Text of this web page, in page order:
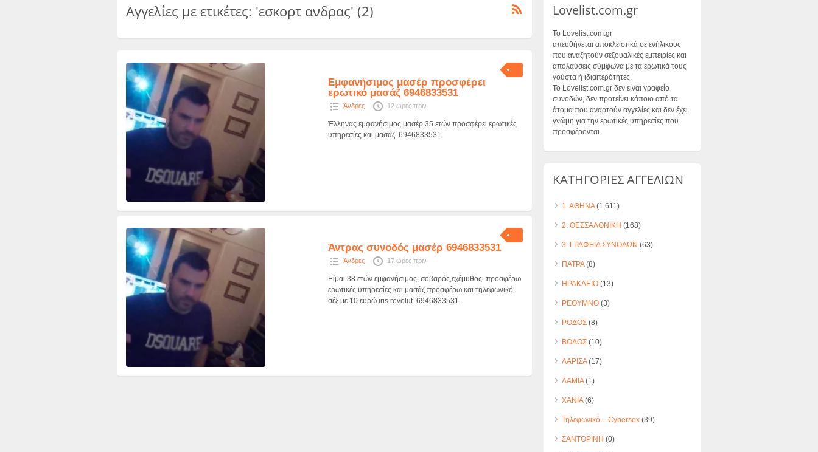
Αγγελίες με ετικέτες: 'εσκορτ ανδρας' (2)
Εμφανήσιμος μασέρ προσφέρει
ερωτικό μασάζ 6946833531
Άνδρες 12 ώρες πριν
Έλληνας εμφανήσιμος μασέρ 35 ετών προσφέρει ερωτικές
υπηρεσίες και μασάζ. 6946833531
Άντρας συνοδός μασέρ 6946833531
Άνδρες 17 ώρες πριν
Είμαι 38 ετών εμφανήσιμος, σοβαρός,εχέμυθος. προσφέρω
ερωτικές υπηρεσίες και μασάζ.προσφέρω και τηλεφωνικό
σέξ με 10 ευρώ iris revolut. 6946833531
Lovelist.com.gr
Το Lovelist.com.gr
απευθήνεται αποκλειστικά σε ενήλικους
που αναζητούν σεξουαλικές εμπειρίες και
απολαύσεις σύμφωνα με τα ερωτικά τους
γούστα ή ιδιαιτερότητες.
Το Lovelist.com.gr δεν είναι γραφείο
συνοδών, δεν προτείνει κάποιο από τα
άτομα που αναρτούν αγγελίες και δεν έχει
γνώμη για την ερωτικές υπηρεσίες που
προσφέρονται.
ΚΑΤΗΓΟΡΙΕΣ ΑΓΓΕΛΙΩΝ
1. ΑΘΗΝΑ(1,611)
2. ΘΕΣΣΑΛΟΝΙΚΗ (168)
3. ΓΡΑΦΕΙΑ ΣΥΝΟΔΩΝ (63)
ΠΑΤΡΑ(8)
ΗΡΑΚΛΕΙΟ(13)
ΡΕΘΥΜΝΟ(3)
ΡΟΔΟΣ(8)
ΒΟΛΟΣ(10)
ΛΑΡΙΣΑ(17)
ΛΑΜΙΑ(1)
ΧΑΝΙΑ(6)
Τηλεφωνικό – Cybersex(39)
ΣΑΝΤΟΡΙΝΗ (0)